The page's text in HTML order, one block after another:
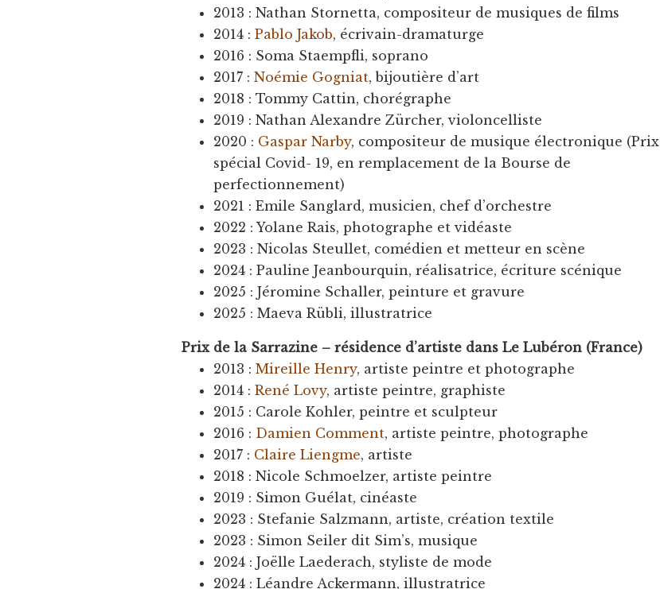
2013 : Nathan Stornetta, compositeur de musiques de films
2014 :Pablo Jakob, écrivain-dramaturge
2016 : Soma Staempfli, soprano
2017 :Noémie Gogniat, bijoutière d’art
2018 : Tommy Cattin, chorégraphe
2019 : Nathan Alexandre Zürcher, violoncelliste
2020 : Gaspar Narby, compositeur de musique électronique (Prix
spécial Covid- 19, en remplacement de la Bourse de
perfectionnement)
2021 : Emile Sanglard, musicien, chef d’orchestre
2022 : Yolane Rais, photographe et vidéaste
2023 : Nicolas Steullet, comédien et metteur en scène
2024 : Pauline Jeanbourquin, réalisatrice, écriture scénique
2025 : Jéromine Schaller, peinture et gravure
2025 : Maeva Rübli, illustratrice
Prix de la Sarrazine – résidence d’artiste dans Le Lubéron (France)
2013 :Mireille Henry, artiste peintre et photographe
2014 :René Lovy, artiste peintre, graphiste
2015 : Carole Kohler, peintre et sculpteur
2016 : Damien Comment, artiste peintre, photographe
2017 : Claire Liengme, artiste
2018 : Nicole Schmoelzer, artiste peintre
2019 : Simon Guélat, cinéaste
2023 : Stefanie Salzmann, artiste, création textile
2023 : Simon Seiler dit Sim’s, musique
2024 : Joëlle Laederach, styliste de mode
2024 : Léandre Ackermann, illustratrice